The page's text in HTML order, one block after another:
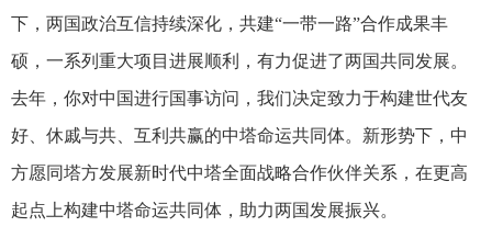
下，两国政治互信持续深化，共建“一带一路”合作成果丰
硕，一系列重大项目进展顺利，有力促进了两国共同发展。
去年，你对中国进行国事访问，我们决定致力于构建世代友
好、休戚与共、互利共赢的中塔命运共同体。新形势下，中
方愿同塔方发展新时代中塔全面战略合作伙伴关系，在更高
起点上构建中塔命运共同体，助力两国发展振兴。